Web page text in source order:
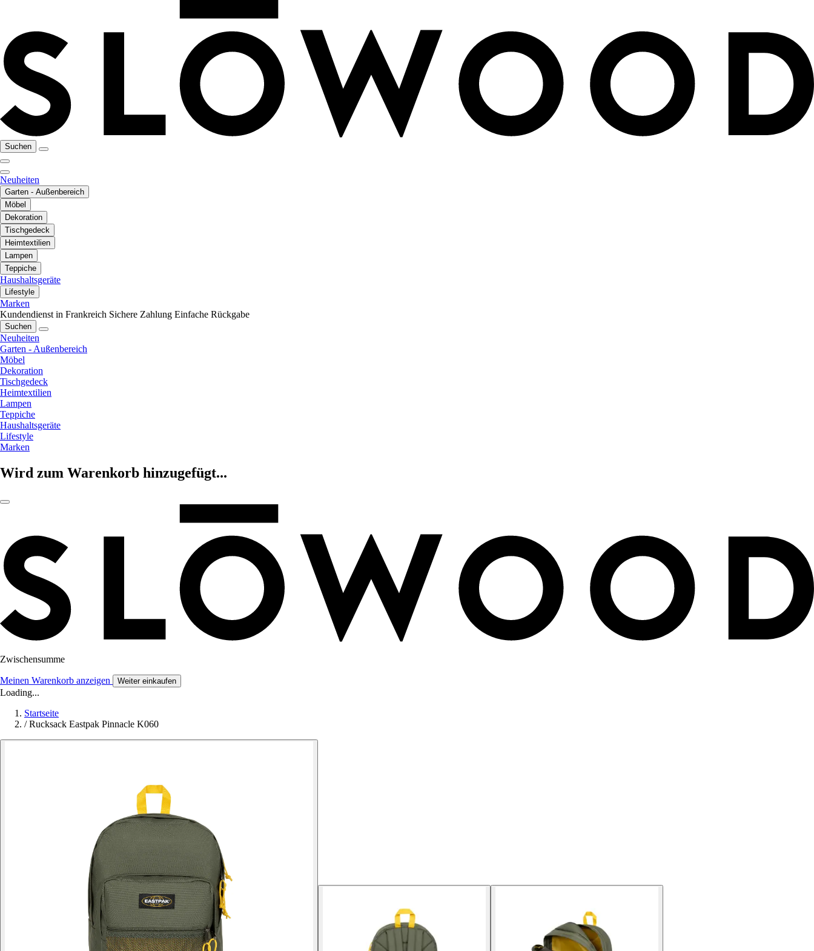
Suchen
Neuheiten
Garten - Außenbereich
Möbel
Dekoration
Tischgedeck
Heimtextilien
Lampen
Teppiche
Haushaltsgeräte
Lifestyle
Marken
Kundendienst in Frankreich Sichere Zahlung Einfache Rückgabe
Suchen
Neuheiten
Garten - Außenbereich
Möbel
Dekoration
Tischgedeck
Heimtextilien
Lampen
Teppiche
Haushaltsgeräte
Lifestyle
Marken
Wird zum Warenkorb hinzugefügt...
Zwischensumme
Meinen Warenkorb anzeigen Weiter einkaufen
Loading...
Startseite
/ Rucksack Eastpak Pinnacle K060